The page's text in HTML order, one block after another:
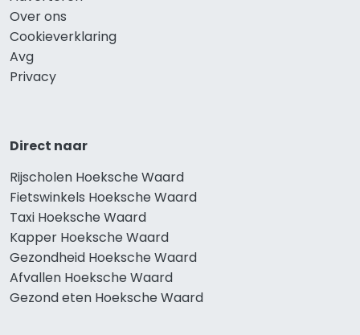
Over ons
Cookieverklaring
Avg
Privacy
Direct naar
Rijscholen Hoeksche Waard
Fietswinkels Hoeksche Waard
Taxi Hoeksche Waard
Kapper Hoeksche Waard
Gezondheid Hoeksche Waard
Afvallen Hoeksche Waard
Gezond eten Hoeksche Waard